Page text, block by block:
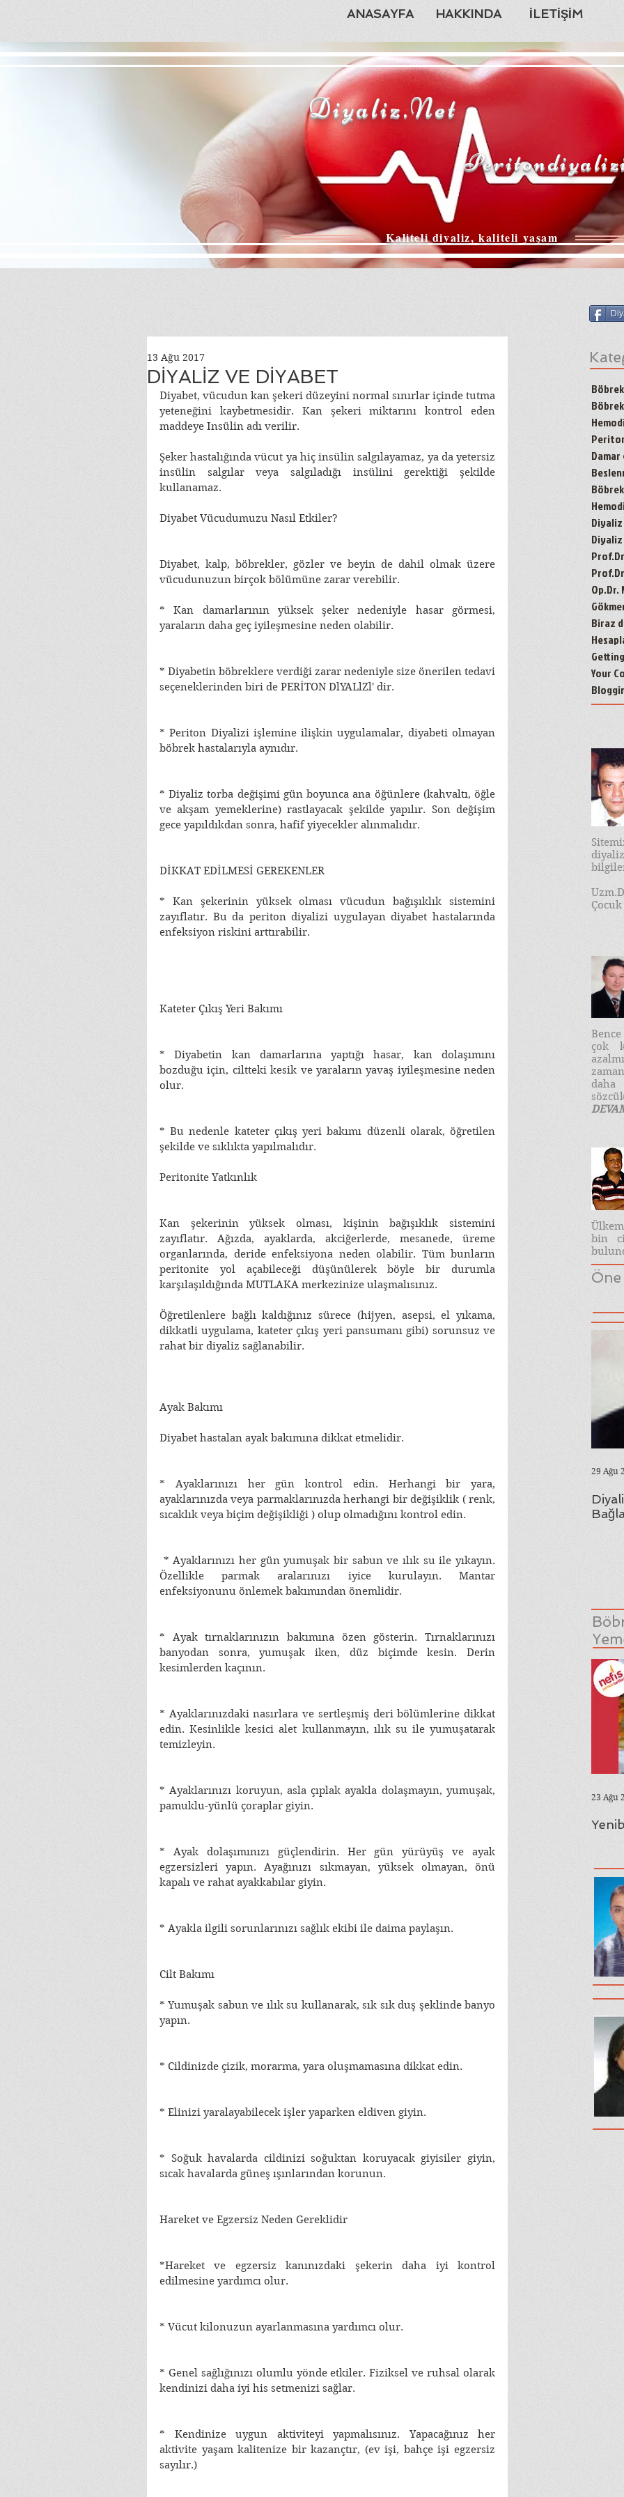
ANASAYFA HAKKINDA İLETİŞİM
Diyaliz.Net
Kaliteli diyaliz, kaliteli yaşam
23 Ağu
DİYALİZ VE DİYABET
13 Ağu 2017
Diyabet, vücudun kan şekeri düzeyini normal sınırlar içinde tutma
yeteneğini kaybetmesidir. Kan şekeri miktarını kontrol eden
maddeye Insülin adı verilir.
Şeker hastalığında vücut ya hiç insülin salgılayamaz, ya da yetersiz
insülin salgılar veya salgıladığı insülini gerektiği şekilde
kullanamaz.
Diyabet Vücudumuzu Nasıl Etkiler?
Diyabet, kalp, böbrekler, gözler ve beyin de dahil olmak üzere
vücudunuzun birçok bölümüne zarar verebilir.
* Kan damarlarının yüksek şeker nedeniyle hasar görmesi,
yaraların daha geç iyileşmesine neden olabilir.
* Diyabetin böbreklere verdiği zarar nedeniyle size önerilen tedavi
seçeneklerinden biri de PERİTON DlYALlZl' dir.
* Periton Diyalizi işlemine ilişkin uygulamalar, diyabeti olmayan
böbrek hastalarıyla aynıdır.
* Diyaliz torba değişimi gün boyunca ana öğünlere (kahvaltı, öğle
ve akşam yemeklerine) rastlayacak şekilde yapılır. Son değişim
gece yapıldıkdan sonra, hafif yiyecekler alınmalıdır.
DİKKAT EDİLMESİ GEREKENLER
* Kan şekerinin yüksek olması vücudun bağışıklık sistemini
zayıflatır. Bu da periton diyalizi uygulayan diyabet hastalarında
enfeksiyon riskini arttırabilir.
Kateter Çıkış Yeri Bakımı
* Diyabetin kan damarlarına yaptığı hasar, kan dolaşımını
bozduğu için, ciltteki kesik ve yaraların yavaş iyileşmesine neden
olur.
* Bu nedenle kateter çıkış yeri bakımı düzenli olarak, öğretilen
şekilde ve sıklıkta yapılmalıdır.
Peritonite Yatkınlık
Kan şekerinin yüksek olması, kişinin bağışıklık sistemini
zayıflatır. Ağızda, ayaklarda, akciğerlerde, mesanede, üreme
organlarında, deride enfeksiyona neden olabilir. Tüm bunların
peritonite yol açabileceği düşünülerek böyle bir durumla
karşılaşıldığında MUTLAKA merkezinize ulaşmalısınız.
Öğretilenlere bağlı kaldığınız sürece (hijyen, asepsi, el yıkama,
dikkatli uygulama, kateter çıkış yeri pansumanı gibi) sorunsuz ve
rahat bir diyaliz sağlanabilir.
Ayak Bakımı
Diyabet hastalan ayak bakımına dikkat etmelidir.
* Ayaklarınızı her gün kontrol edin. Herhangi bir yara,
ayaklarınızda veya parmaklarınızda herhangi bir değişiklik ( renk,
sıcaklık veya biçim değişikliği ) olup olmadığını kontrol edin.
Özellikle parmak aralarınızı iyice kurulayın. Mantar
enfeksiyonunu önlemek bakımından önemlidir.
* Ayak tırnaklarınızın bakımına özen gösterin. Tırnaklarınızı
banyodan sonra, yumuşak iken, düz biçimde kesin. Derin
kesimlerden kaçının.
* Ayaklarınızdaki nasırlara ve sertleşmiş deri bölümlerine dikkat
edin. Kesinlikle kesici alet kullanmayın, ılık su ile yumuşatarak
temizleyin.
* Ayaklarınızı koruyun, asla çıplak ayakla dolaşmayın, yumuşak,
pamuklu-yünlü çoraplar giyin.
* Ayak dolaşımınızı güçlendirin. Her gün yürüyüş ve ayak
egzersizleri yapın. Ayağınızı sıkmayan, yüksek olmayan, önü
kapalı ve rahat ayakkabılar giyin.
* Ayakla ilgili sorunlarınızı sağlık ekibi ile daima paylaşın.
Cilt Bakımı
* Yumuşak sabun ve ılık su kullanarak, sık sık duş şeklinde banyo
yapın.
* Cildinizde çizik, morarma, yara oluşmamasına dikkat edin.
* Elinizi yaralayabilecek işler yaparken eldiven giyin.
* Soğuk havalarda cildinizi soğuktan koruyacak giyisiler giyin,
sıcak havalarda güneş ışınlarından korunun.
Hareket ve Egzersiz Neden Gereklidir
*Hareket ve egzersiz kanınızdaki şekerin daha iyi kontrol
edilmesine yardımcı olur.
* Vücut kilonuzun ayarlanmasına yardımcı olur.
* Genel sağlığınızı olumlu yönde etkiler. Fiziksel ve ruhsal olarak
kendinizi daha iyi his setmenizi sağlar.
* Kendinize uygun aktiviteyi yapmalısınız. Yapacağınız her
aktivite yaşam kalitenize bir kazançtır, (ev işi, bahçe işi egzersiz
sayılır.)
Diyaliz
Diyaliz
Op.Dr.
Biraz
Your
29 Ağu
Çocuk
çok
bin